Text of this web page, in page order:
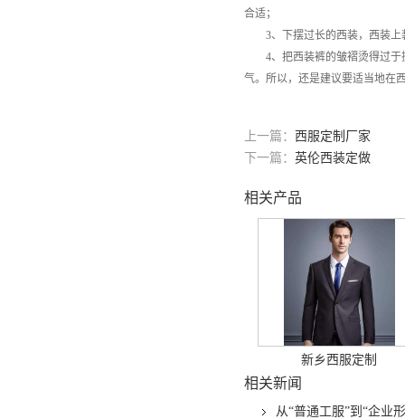
合适；
3、下摆过长的西装，西装上
4、把西装裤的皱褶烫得过于
气。所以，还是建议要适当地在
上一篇： 西服定制厂家
下一篇： 英伦西装定做
相关产品
新乡西服定制
相关新闻
从“普通工服”到“企业